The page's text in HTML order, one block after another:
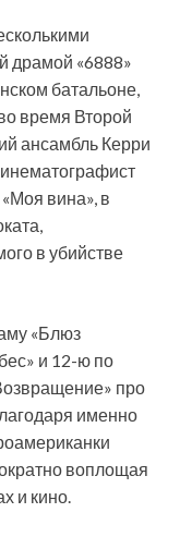
драмой «6888»
батальоне,
время Второй
ансамбль Керри
вина», в
в убийстве
«Блюз
и 12-ю по
про
именно
воплощая
и кино.